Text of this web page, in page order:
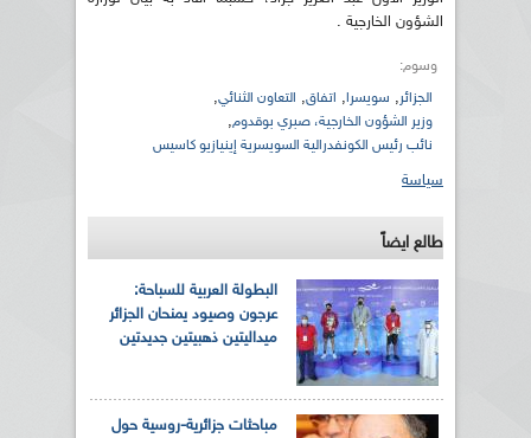
الشؤون الخارجية .
وسوم:
الجزائر, سويسرا, اتفاق, التعاون الثنائي,
وزير الشؤون الخارجية، صبري بوقدوم,
نائب رئيس الكونفدرالية السويسرية إينيازيو كاسيس
سياسة
طالع ايضاً
البطولة العربية للسباحة:
عرجون وصيود يمنحان الجزائر
ميداليتين ذهبيتين جديدتين
مباحثات جزائرية-روسية حول